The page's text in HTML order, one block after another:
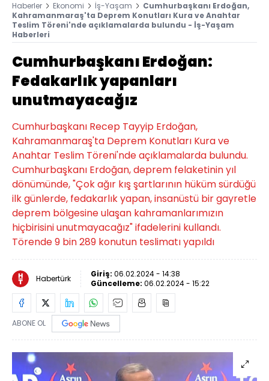
Haberler Ekonomi İş-Yaşam
Cumhurbaşkanı Erdoğan,
Kahramanmaraş'ta Deprem Konutları Kura ve Anahtar
Teslim Töreni'nde açıklamalarda bulundu - İş-Yaşam
Haberleri
Cumhurbaşkanı Erdoğan:
Fedakarlık yapanları
unutmayacağız
Cumhurbaşkanı Recep Tayyip Erdoğan,
Kahramanmaraş'ta Deprem Konutları Kura ve
Anahtar Teslim Töreni'nde açıklamalarda bulundu.
Cumhurbaşkanı Erdoğan, deprem felaketinin yıl
dönümünde, "Çok ağır kış şartlarının hüküm sürdüğü
ilk günlerde, fedakarlık yapan, insanüstü bir gayretle
deprem bölgesine ulaşan kahramanlarımızın
hiçbirisini unutmayacağız" ifadelerini kullandı.
Törende 9 bin 289 konutun teslimatı yapıldı
Habertürk Giriş: 06.02.2024 - 14:38
Güncelleme: 06.02.2024 - 15:22
ABONE OL